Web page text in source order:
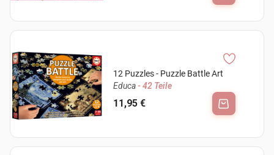
12 Puzzles - Puzzle Battle Art
Educa- 42 Teile
11,95 €